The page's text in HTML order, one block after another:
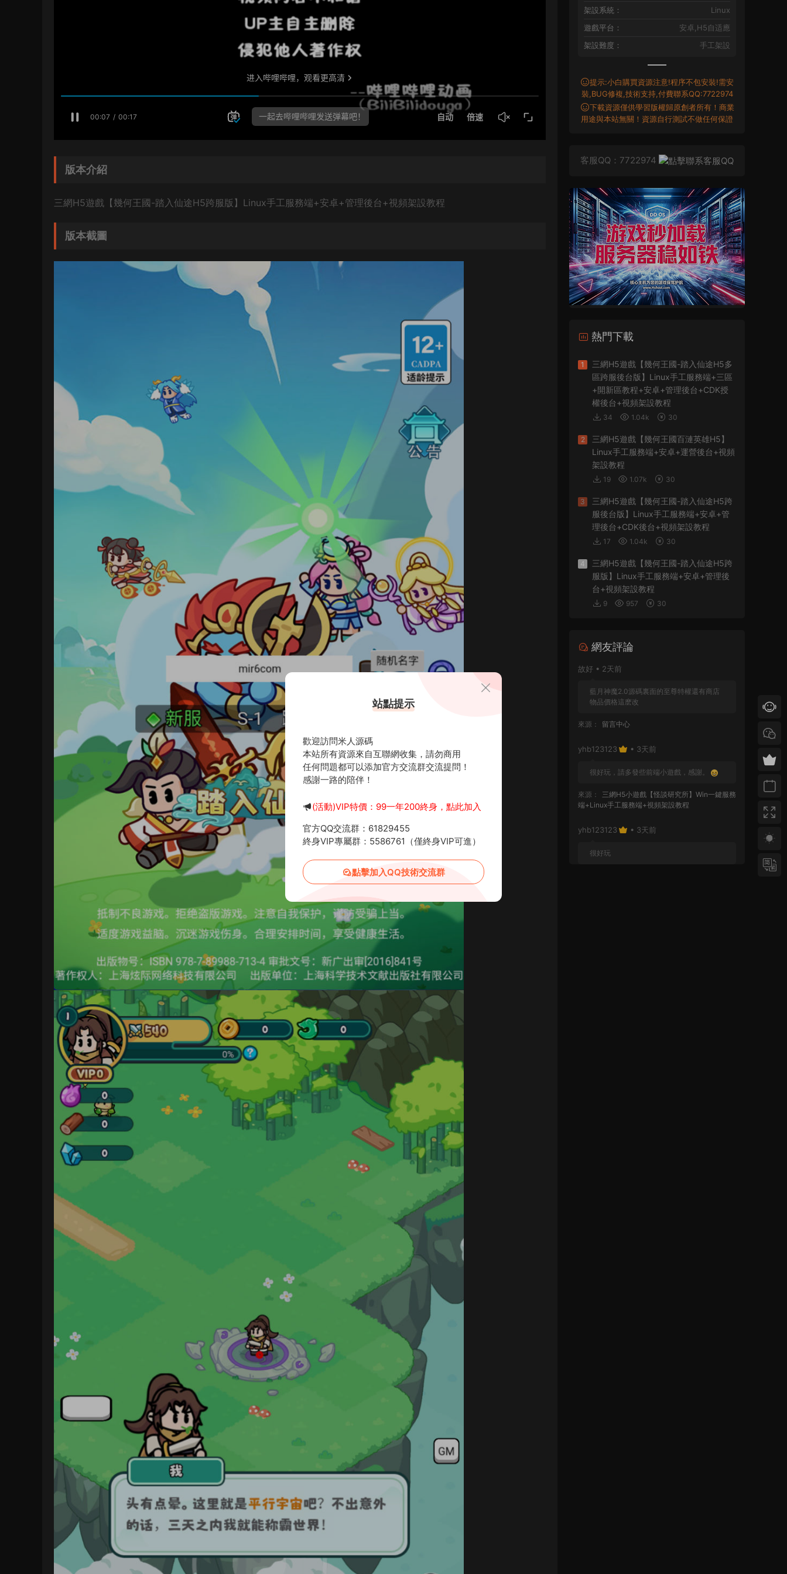
版本介紹
三網H5遊戲【幾何王國-踏入仙途H5跨服版】Linux手工服務端+安卓+管理後台+視頻架設教程
版本截圖
架設系統：
Linux
遊戲平台：
安卓,H5自适應
架設難度：
手工架設
提示:小白購買資源注意!程序不包安裝!需安
裝,BUG修複,技術支持,付費聯系QQ:7722974
下載資源僅供學習版權歸原創者所有！商業
用途與本站無關！資源自行測試不做任何保證
客服QQ：7722974
熱門下載
1
三網H5遊戲【幾何王國-踏入仙途H5多
區跨服後台版】Linux手工服務端+三區
+開新區教程+安卓+管理後台+CDK授
權後台+視頻架設教程
34 1.04k 30
2
三網H5遊戲【幾何王國百漣英雄H5】
Linux手工服務端+安卓+運營後台+視頻
架設教程
19 1.07k 30
3
三網H5遊戲【幾何王國-踏入仙途H5跨
服後台版】Linux手工服務端+安卓+管
理後台+CDK後台+視頻架設教程
17 1.04k 30
4
三網H5遊戲【幾何王國-踏入仙途H5跨
服版】Linux手工服務端+安卓+管理後
台+視頻架設教程
9 957 30
網友評論
故好 • 2天前
藍月神魔2.0源碼裏面的至尊特權還有商店
物品價格這麽改
來源： 留言中心
yhb123123 • 3天前
很好玩，請多發些前端小遊戲，感謝。
來源：
三網H5小遊戲【怪談研究所】Win一鍵服務
端+Linux手工服務端+視頻架設教程
yhb123123 • 3天前
很好玩
站點提示
歡迎訪問米人源碼
本站所有資源來自互聯網收集，請勿商用
任何問題都可以添加官方交流群交流提問！
感謝一路的陪伴！
(活動)VIP特價：99一年200終身，點此加入
官方QQ交流群：61829455
終身VIP專屬群：5586761（僅終身VIP可進）
點擊加入QQ技術交流群